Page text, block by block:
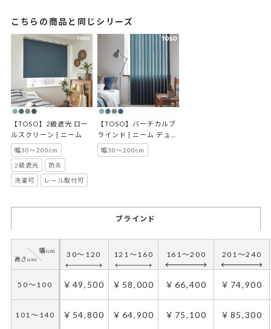
こちらの商品と同じシリーズ
【TOSO】2級遮光 ロー
ルスクリーン | ニーム
幅30～200cm
2級遮光 防炎
洗濯可 レール取付可
【TOSO】バーチカルブ
ラインド | ニーム デュア
ル100
幅30～200cm
ブラインド
30～120 121～160 161～200 201～240
50～100 ￥49,500 ￥58,000 ￥66,400 ￥74,900
101～140 ￥54,800 ￥64,900 ￥75,100 ￥85,300